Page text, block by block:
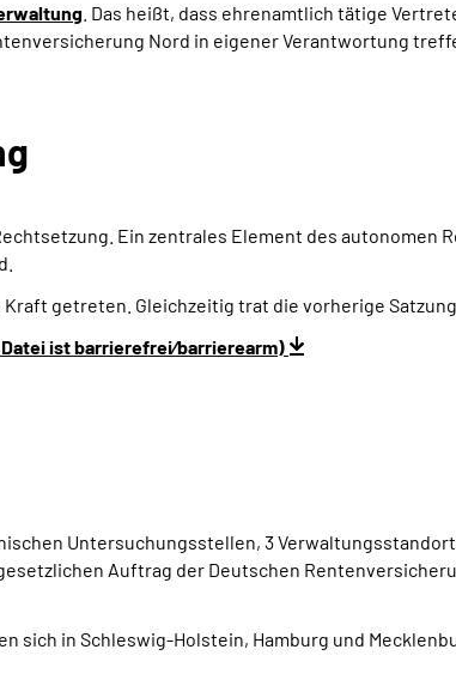
. Das heißt, dass ehrenamtlich tätige
Nord in eigener Verantwortung
Ein zentrales Element des autonomen
Kraft getreten. Gleichzeitig trat die vorherige
ist barrierefrei⁄barrierearm)
Untersuchungsstellen, 3
Auftrag der Deutschen
sich in Schleswig-Holstein, Hamburg und